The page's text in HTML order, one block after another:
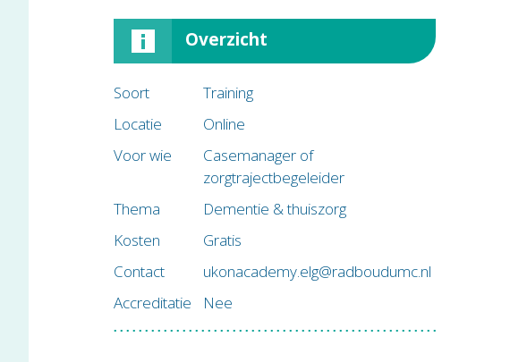
Overzicht
Soort
Training
Locatie
Online
Voor wie
Casemanager of
zorgtrajectbegeleider
Thema
Dementie & thuiszorg
Kosten
Gratis
Contact
ukonacademy.elg@radboudumc.nl
Accreditatie
Nee